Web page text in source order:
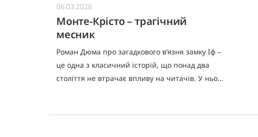
06.03.2026
Монте-Крісто – трагічний
месник
Роман Дюма про загадкового в’язня замку Іф –
це одна з класичний історій, що понад два
століття не втрачає впливу на читачів. У ньому